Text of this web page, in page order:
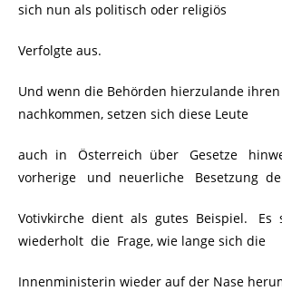
sich nun als politisch oder religiös
Verfolgte aus.
Und wenn die Behörden hierzulande
nachkommen, setzen sich diese Leute
auch in Österreich über Gesetze
vorherige und neuerliche Besetzung
Votivkirche dient als gutes Beispiel. Es
wiederholt die Frage, wie lange sich die
Innenministerin wieder auf der Nase